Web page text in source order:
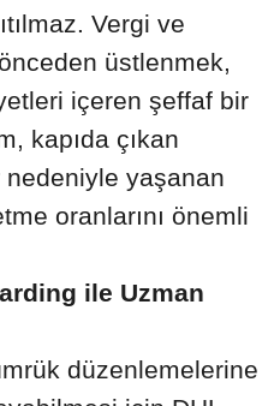
Vergi ve
üstlenmek,
içeren şeffaf bir
kapıda çıkan
yaşanan
oranlarını önemli
ile Uzman
düzenlemelerine